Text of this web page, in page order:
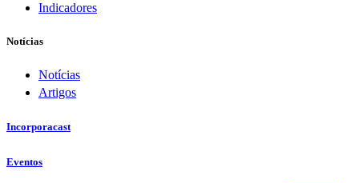
Indicadores
Notícias
Notícias
Artigos
Incorporacast
Eventos